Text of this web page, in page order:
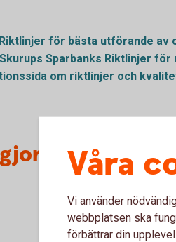
för bästa utförande av
Sparbanks Riktlinjer
om riktlinjer och
en analys
Våra
Vi använder
webbplatsen ska
förbättrar din